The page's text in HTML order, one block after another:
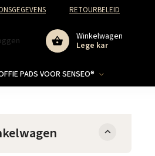
RETOURBELEID
Winkelwagen
Lege kar
PADS VOOR SENSEO®